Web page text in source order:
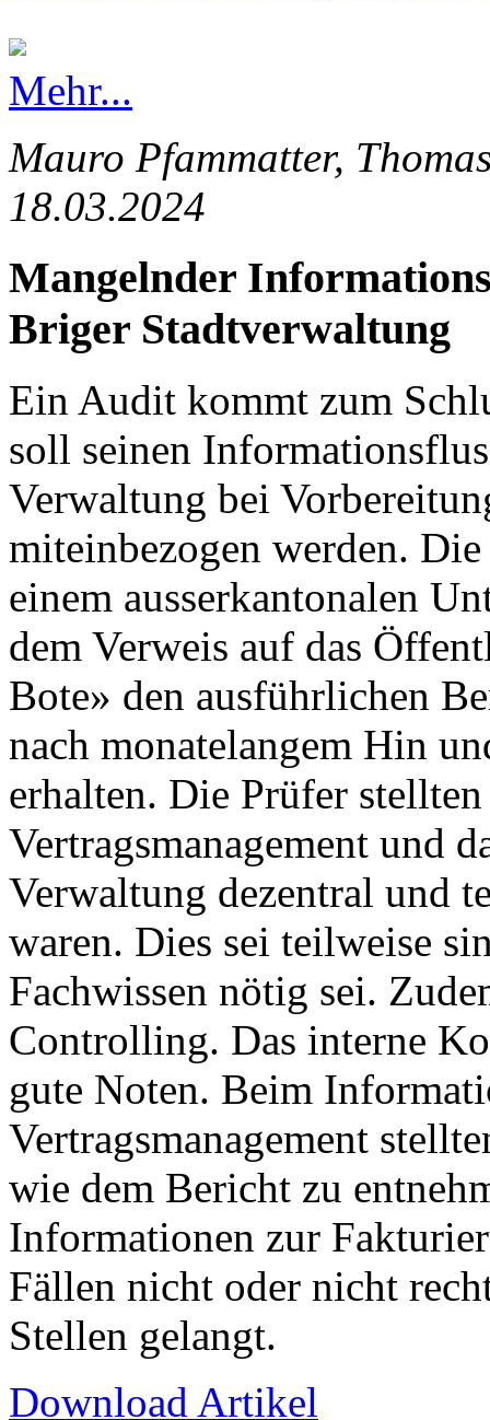
Mehr...
Mauro Pfammatter,
18.03.2024
Mangelnder
Briger Stadtverwaltung
Ein Audit kommt zum
soll seinen
Verwaltung bei
miteinbezogen werden.
einem ausserkantonalen
dem Verweis auf das
Bote» den ausführlichen
nach monatelangem Hin
erhalten. Die Prüfer stellten
Vertragsmanagement und
Verwaltung dezentral und
waren. Dies sei teilweise
Fachwissen nötig sei.
Controlling. Das interne
gute Noten. Beim
Vertragsmanagement
wie dem Bericht zu
Informationen zur
Fällen nicht oder nicht
Stellen gelangt.
Download Artikel